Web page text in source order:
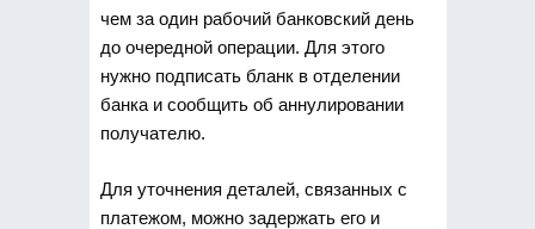
чем за один рабочий банковский день
до очередной операции. Для этого
нужно подписать бланк в отделении
банка и сообщить об аннулировании
получателю.
Для уточнения деталей, связанных с
платежом, можно задержать его и